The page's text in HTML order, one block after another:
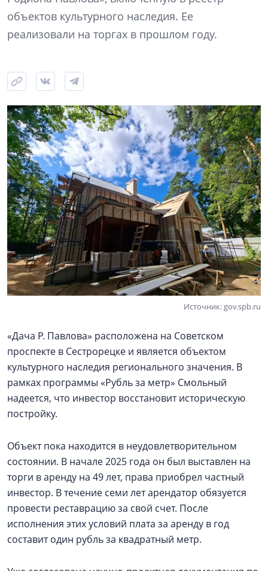
объектов культурного наследия. Ее
реализовали на торгах в прошлом году.
Источник: gov.spb.ru
«Дача Р. Павлова» расположена на Советском
проспекте в Сестрорецке и является объектом
культурного наследия регионального значения. В
рамках программы «Рубль за метр» Смольный
надеется, что инвестор восстановит историческую
постройку.
Объект пока находится в неудовлетворительном
состоянии. В начале 2025 года он был выставлен на
торги в аренду на 49 лет, права приобрел частный
инвестор. В течение семи лет арендатор обязуется
провести реставрацию за свой счет. После
исполнения этих условий плата за аренду в год
составит один рубль за квадратный метр.